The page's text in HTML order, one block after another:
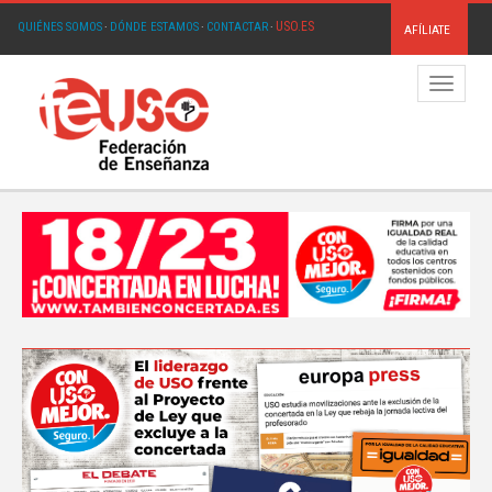
QUIÉNES SOMOS· DÓNDE ESTAMOS· CONTACTAR· USO.ES AFÍLIATE
Menú